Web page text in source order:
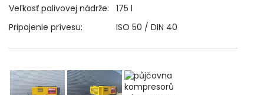
Veľkosť palivovej nádrže:
175 l
Pripojenie prívesu:
ISO 50 / DIN 40